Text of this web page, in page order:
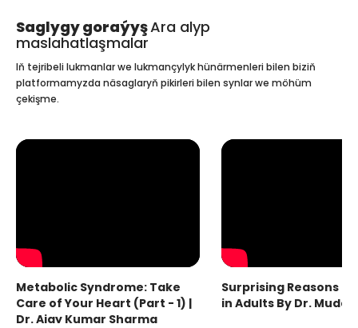
Saglygy goraýyşAra alyp
maslahatlaşmalar
Iň tejribeli lukmanlar we lukmançylyk hünärmenleri bilen biziň
platformamyzda näsaglaryň pikirleri bilen synlar we möhüm
çekişme.
Metabolic Syndrome: Take
Care of Your Heart (Part - 1) |
Dr. Ajay Kumar Sharma
Surprising Reasons
in Adults By Dr.